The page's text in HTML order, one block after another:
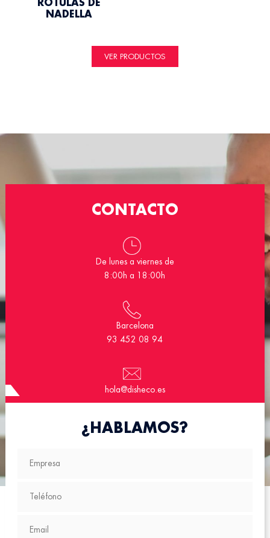
RÓTULAS DE
NADELLA
VER PRODUCTOS
CONTACTO
De lunes a viernes de
8:00h a 18:00h
Barcelona
93 452 08 94
hola@disheco.es
¿HABLAMOS?